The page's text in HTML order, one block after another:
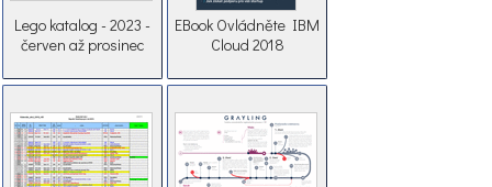
Lego katalog - 2023 -
červen až prosinec
EBook Ovládněte IBM
Cloud 2018